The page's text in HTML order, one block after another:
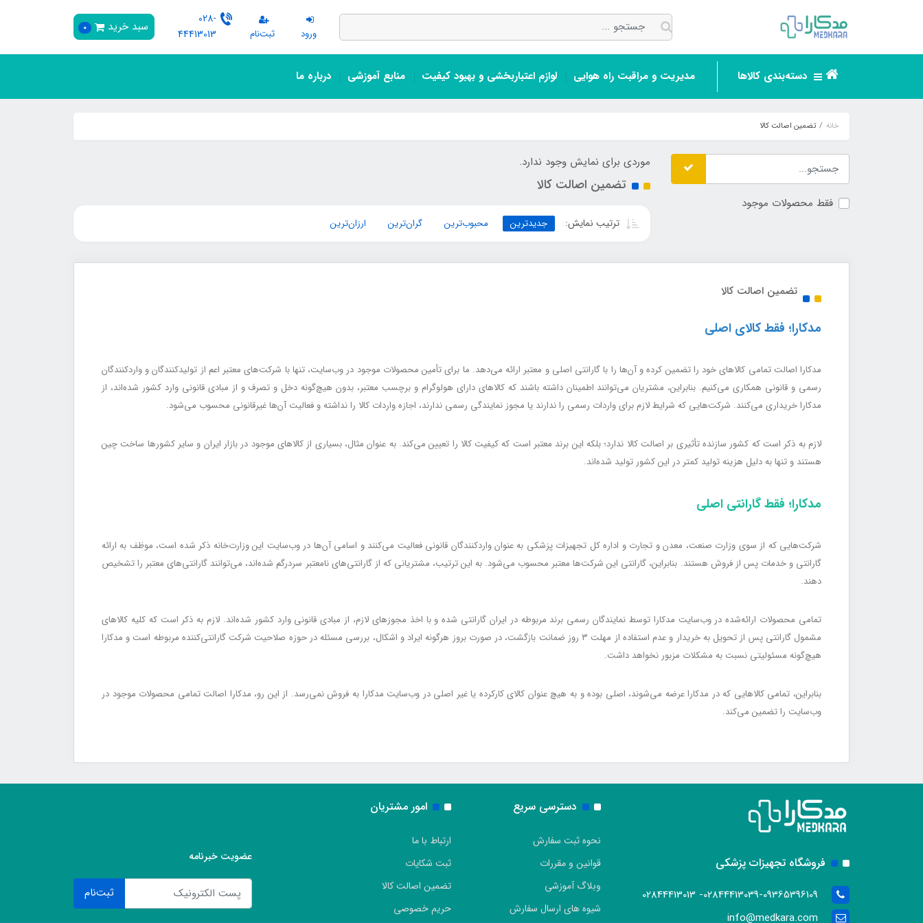
ورود ثبت‌نام
028-
44413013
سبد خرید 0
دسته‌بندی کالاها مدیریت و مراقبت راه هوایی لوازم اعتباربخشی و بهبود کیفیت منابع آموزشی درباره ما
خانه تضمین اصالت کالا
فقط محصولات موجود
موردی برای نمایش وجود ندارد.
تضمین اصالت کالا
ترتیب نمایش: جدیدترین محبوب‌ترین گران‌ترین ارزان‌ترین
تضمین اصالت کالا
مدکارا؛ فقط کالای اصلی
مدکارا اصالت تمامی کالاهای خود را تضمین کرده و آن‌ها را با گارانتی اصلی و معتبر ارائه می‌دهد. ما برای تأمین محصولات موجود در وب‌سایت، تنها با شرکت‌های معتبر اعم از تولیدکنندگان و واردکنندگان
رسمی و قانونی همکاری می‌کنیم. بنابراین، مشتریان می‌توانند اطمینان داشته باشند که کالاهای دارای هولوگرام و برچسب معتبر، بدون هیچ‌گونه دخل و تصرف و از مبادی قانونی وارد کشور شده‌اند، از
مدکارا خریداری می‌کنند. شرکت‌هایی که شرایط لازم برای واردات رسمی را ندارند یا مجوز نمایندگی رسمی ندارند، اجازه واردات کالا را نداشته و فعالیت آن‌ها غیرقانونی محسوب می‌شود.
لازم به ذکر است که کشور سازنده تأثیری بر اصالت کالا ندارد؛ بلکه این برند معتبر است که کیفیت کالا را تعیین می‌کند. به عنوان مثال، بسیاری از کالاهای موجود در بازار ایران و سایر کشورها ساخت چین
هستند و تنها به دلیل هزینه تولید کمتر در این کشور تولید شده‌اند.
مدکارا؛ فقط گارانتی اصلی
شرکت‌هایی که از سوی وزارت صنعت، معدن و تجارت و اداره کل تجهیزات پزشکی به عنوان واردکنندگان قانونی فعالیت می‌کنند و اسامی آن‌ها در وب‌سایت این وزارت‌خانه ذکر شده است، موظف به ارائه
گارانتی و خدمات پس از فروش هستند. بنابراین، گارانتی این شرکت‌ها معتبر محسوب می‌شود. به این ترتیب، مشتریانی که از گارانتی‌های نامعتبر سردرگم شده‌اند، می‌توانند گارانتی‌های معتبر را تشخیص
دهند.
تمامی محصولات ارائه‌شده در وب‌سایت مدکارا توسط نمایندگان رسمی برند مربوطه در ایران گارانتی شده و با اخذ مجوزهای لازم، از مبادی قانونی وارد کشور شده‌اند. لازم به ذکر است که کلیه کالاهای
مشمول گارانتی پس از تحویل به خریدار و عدم استفاده از مهلت ۳ روز ضمانت بازگشت، در صورت بروز هرگونه ایراد و اشکال، بررسی مسئله در حوزه صلاحیت شرکت گارانتی‌کننده مربوطه است و مدکارا
هیچ‌گونه مسئولیتی نسبت به مشکلات مزبور نخواهد داشت.
بنابراین، تمامی کالاهایی که در مدکارا عرضه می‌شوند، اصلی بوده و به هیچ عنوان کالای کارکرده یا غیر اصلی در وب‌سایت مدکارا به فروش نمی‌رسد. از این رو، مدکارا اصالت تمامی محصولات موجود در
وب‌سایت را تضمین می‌کند.
فروشگاه تجهیزات پزشکی
02844413039-09365396109- 02844413013
info@medkara.com
دسترسی سریع
نحوه ثبت سفارش
قوانین و مقررات
وبلاگ آموزشی
شیوه های ارسال سفارش
امور مشتریان
ارتباط با ما
ثبت شکایات
تضمین اصالت کالا
حریم خصوصی
عضویت خبرنامه
ثبت‌نام